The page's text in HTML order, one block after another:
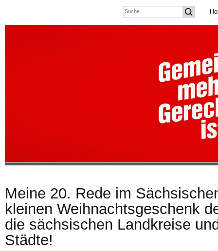
Meine 20. Rede im
kleinen Weihnachtsgeschenk
die sächsischen Landkreise
Städte!